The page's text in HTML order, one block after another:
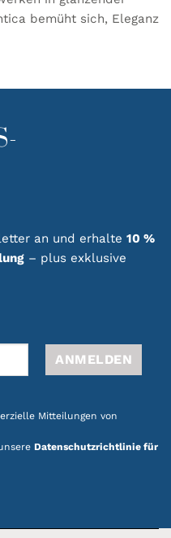
bemüht sich, Eleganz
an und erhalte 10 %
– plus exklusive
Mitteilungen von
Datenschutzrichtlinie für